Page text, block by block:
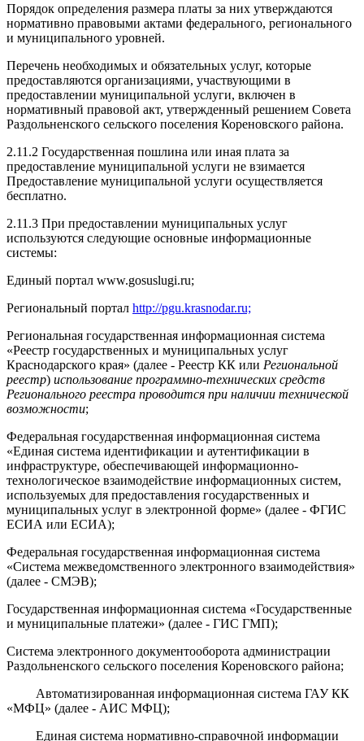
Порядок определения размера платы за них утверждаются
нормативно правовыми актами федерального, регионального
и муниципального уровней.
Перечень необходимых и обязательных услуг, которые
предоставляются организациями, участвующими в
предоставлении муниципальной услуги, включен в
нормативный правовой акт, утвержденный решением Совета
Раздольненского сельского поселения Кореновского района.
2.11.2 Государственная пошлина или иная плата за
предоставление муниципальной услуги не взимается
Предоставление муниципальной услуги осуществляется
бесплатно.
2.11.3 При предоставлении муниципальных услуг
используются следующие основные информационные
системы:
Единый портал www.gosuslugi.ru;
Региональный портал http://pgu.krasnodar.ru;
Региональная государственная информационная система
«Реестр государственных и муниципальных услуг
Краснодарского края» (далее - Реестр КК или Региональной
реестр) использование программно-технических средств
Регионального реестра проводится при наличии технической
возможности;
Федеральная государственная информационная система
«Единая система идентификации и аутентификации в
инфраструктуре, обеспечивающей информационно-
технологическое взаимодействие информационных систем,
используемых для предоставления государственных и
муниципальных услуг в электронной форме» (далее - ФГИС
ЕСИА или ЕСИА);
Федеральная государственная информационная система
«Система межведомственного электронного взаимодействия»
(далее - СМЭВ);
Государственная информационная система «Государственные
и муниципальные платежи» (далее - ГИС ГМП);
Система электронного документооборота администрации
Раздольненского сельского поселения Кореновского района;
Автоматизированная информационная система ГАУ КК
«МФЦ» (далее - АИС МФЦ);
Единая система нормативно-справочной информации